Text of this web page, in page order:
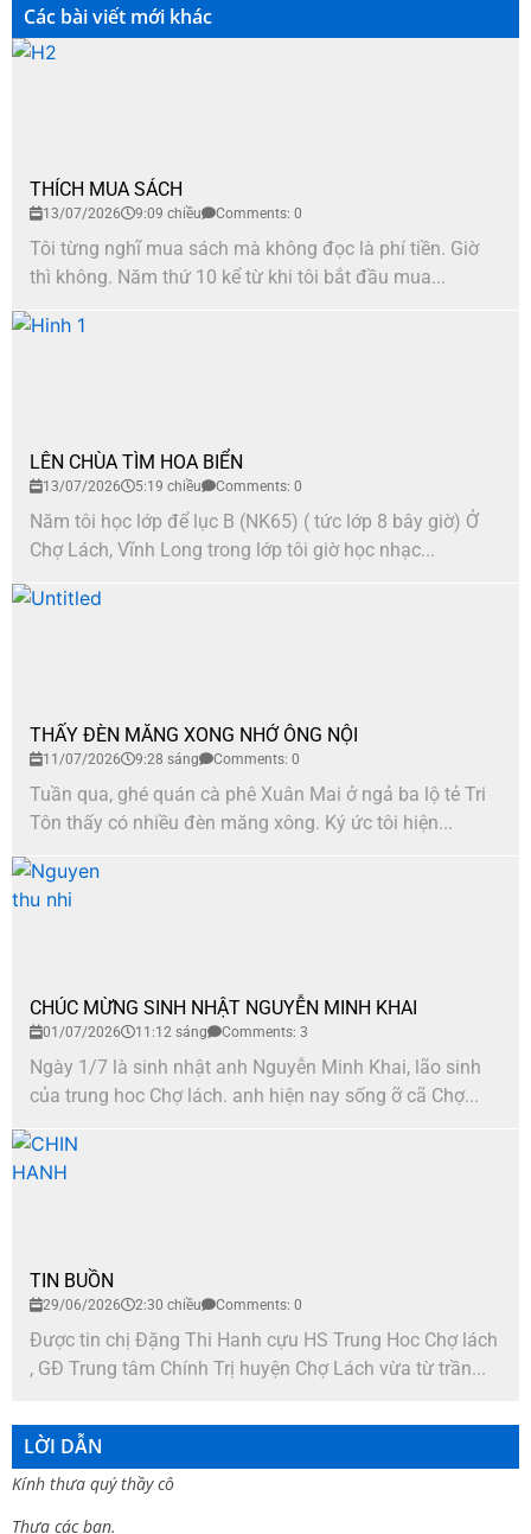
Các bài viết mới khác
THÍCH MUA SÁCH
13/07/2026 9:09 chiều Comments: 0
Tôi từng nghĩ mua sách mà không đọc là phí tiền. Giờ
thì không. Năm thứ 10 kể từ khi tôi bắt đầu mua...
LÊN CHÙA TÌM HOA BIỂN
13/07/2026 5:19 chiều Comments: 0
Năm tôi học lớp để lục B (NK65) ( tức lớp 8 bây giờ) Ở
Chợ Lách, Vĩnh Long trong lớp tôi giờ học nhạc...
THẤY ĐÈN MĂNG XONG NHỚ ÔNG NỘI
11/07/2026 9:28 sáng Comments: 0
Tuần qua, ghé quán cà phê Xuân Mai ở ngả ba lộ tẻ Tri
Tôn thấy có nhiều đèn măng xông. Ký ức tôi hiện...
CHÚC MỪNG SINH NHẬT NGUYỄN MINH KHAI
01/07/2026 11:12 sáng Comments: 3
Ngày 1/7 là sinh nhật anh Nguyễn Minh Khai, lão sinh
của trung hoc Chợ lách. anh hiện nay sống ỡ cã Chợ...
TIN BUỒN
29/06/2026 2:30 chiều Comments: 0
Được tin chị Đặng Thi Hanh cựu HS Trung Hoc Chợ lách
, GĐ Trung tâm Chính Trị huyện Chợ Lách vừa từ trần...
LỜI DẪN
Kính thưa quý thầy cô
Thưa các bạn.